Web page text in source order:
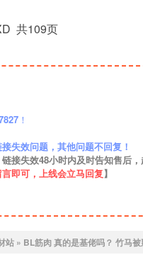
共109页
！
失效问题，其他问题不回复！
链接失效48小时内及时告知售后
即可，上线会立马回复】
站» BL筋肉 真的是基佬吗？ 竹马被